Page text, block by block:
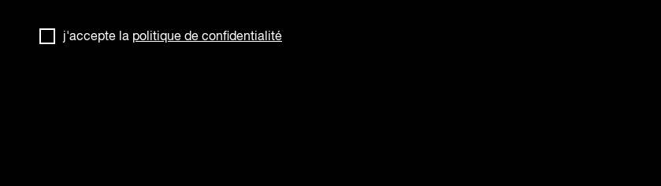
j'accepte la politique de confidentialité